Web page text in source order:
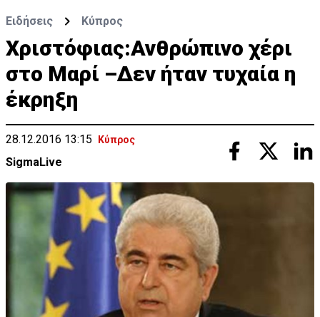
Ειδήσεις Κύπρος
Χριστόφιας:Ανθρώπινο χέρι
στο Μαρί –Δεν ήταν τυχαία η
έκρηξη
28.12.2016 13:15 Κύπρος
SigmaLive